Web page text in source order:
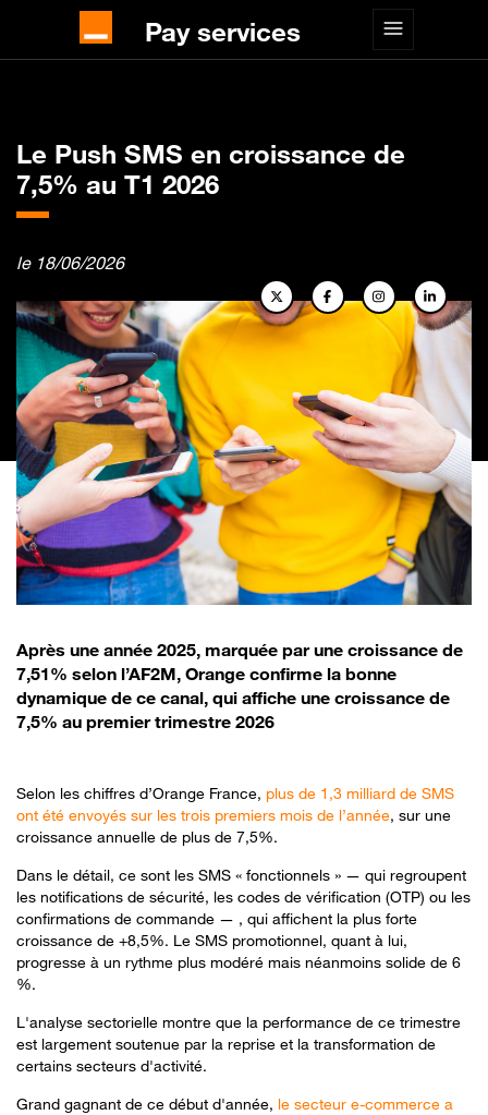
Pay services
Le Push SMS en croissance de
7,5% au T1 2026
le 18/06/2026
Après une année 2025, marquée par une croissance de
7,51% selon l’AF2M, Orange confirme la bonne
dynamique de ce canal, qui affiche une croissance de
7,5% au premier trimestre 2026
Selon les chiffres d’Orange France, plus de 1,3 milliard de SMS
ont été envoyés sur les trois premiers mois de l’année, sur une
croissance annuelle de plus de 7,5%.
Dans le détail, ce sont les SMS « fonctionnels » — qui regroupent
les notifications de sécurité, les codes de vérification (OTP) ou les
confirmations de commande — , qui affichent la plus forte
croissance de +8,5%. Le SMS promotionnel, quant à lui,
progresse à un rythme plus modéré mais néanmoins solide de 6
%.
L'analyse sectorielle montre que la performance de ce trimestre
est largement soutenue par la reprise et la transformation de
certains secteurs d'activité.
Grand gagnant de ce début d'année, le secteur e-commerce a